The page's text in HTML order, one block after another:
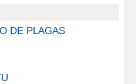
DE PLAGAS